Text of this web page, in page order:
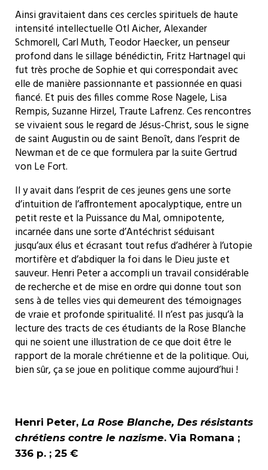
Ainsi gravitaient dans ces cercles spirituels de haute
intensité intellectuelle Otl Aicher, Alexander
Schmorell, Carl Muth, Teodor Haecker, un penseur
profond dans le sillage bénédictin, Fritz Hartnagel qui
fut très proche de Sophie et qui correspondait avec
elle de manière passionnante et passionnée en quasi
fiancé. Et puis des filles comme Rose Nagele, Lisa
Rempis, Suzanne Hirzel, Traute Lafrenz. Ces rencontres
se vivaient sous le regard de Jésus-Christ, sous le signe
de saint Augustin ou de saint Benoît, dans l’esprit de
Newman et de ce que formulera par la suite Gertrud
von Le Fort.
Il y avait dans l’esprit de ces jeunes gens une sorte
d’intuition de l’affrontement apocalyptique, entre un
petit reste et la Puissance du Mal, omnipotente,
incarnée dans une sorte d’Antéchrist séduisant
jusqu’aux élus et écrasant tout refus d’adhérer à l’utopie
mortifère et d’abdiquer la foi dans le Dieu juste et
sauveur. Henri Peter a accompli un travail considérable
de recherche et de mise en ordre qui donne tout son
sens à de telles vies qui demeurent des témoignages
de vraie et profonde spiritualité. Il n’est pas jusqu’à la
lecture des tracts de ces étudiants de la Rose Blanche
qui ne soient une illustration de ce que doit être le
rapport de la morale chrétienne et de la politique. Oui,
bien sûr, ça se joue en politique comme aujourd’hui !
Henri Peter, La Rose Blanche, Des résistants
chrétiens contre le nazisme. Via Romana ;
336 p. ; 25 €